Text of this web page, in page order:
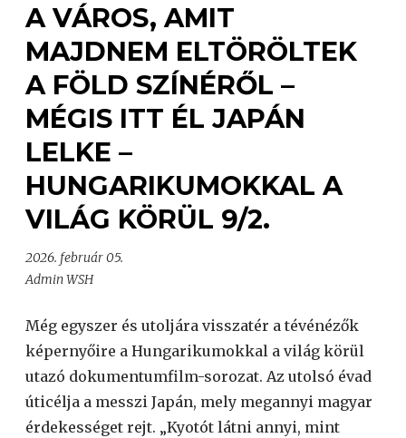
A VÁROS, AMIT
MAJDNEM ELTÖRÖLTEK
A FÖLD SZÍNÉRŐL –
MÉGIS ITT ÉL JAPÁN
LELKE –
HUNGARIKUMOKKAL A
VILÁG KÖRÜL 9/2.
2026. február 05.
Admin WSH
Még egyszer és utoljára visszatér a tévénézők
képernyőire a Hungarikumokkal a világ körül
utazó dokumentumfilm-sorozat. Az utolsó évad
úticélja a messzi Japán, mely megannyi magyar
érdekességet rejt. „Kyotót látni annyi, mint